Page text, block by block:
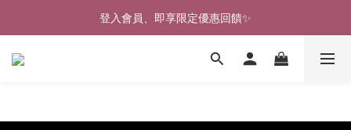
🎉新北淡水實體門市🤗歡迎蒞臨試穿🎉
登入會員、即享限定優惠回饋✨
🎉新北淡水實體門市🤗歡迎蒞臨試穿🎉